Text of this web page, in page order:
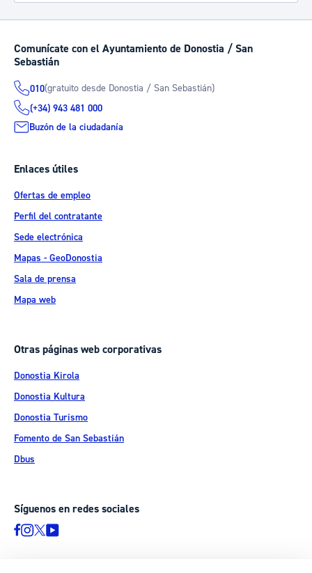
Comunícate con el Ayuntamiento de Donostia / San
Sebastián
010(gratuito desde Donostia / San Sebastián)
(+34) 943 481 000
Buzón de la ciudadanía
Enlaces útiles
Ofertas de empleo
Perfil del contratante
Sede electrónica
Mapas - GeoDonostia
Sala de prensa
Mapa web
Otras páginas web corporativas
Donostia Kirola
Donostia Kultura
Donostia Turismo
Fomento de San Sebastián
Dbus
Síguenos en redes sociales